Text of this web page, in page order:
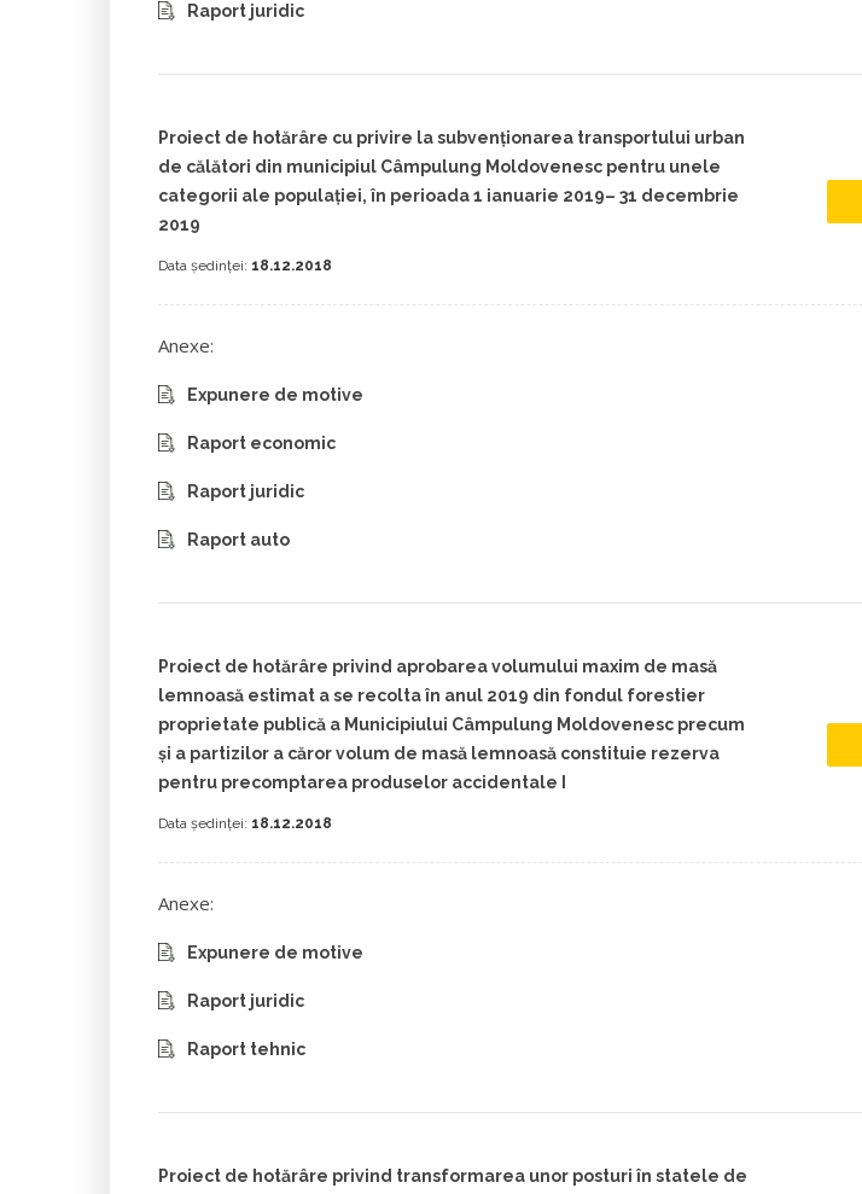
Raport juridic
Proiect de hotărâre cu privire la subvenţionarea transportului urban
de călători din municipiul Câmpulung Moldovenesc pentru unele
categorii ale populaţiei, în perioada 1 ianuarie 2019– 31 decembrie
2019
Data ședinței: 18.12.2018
Anexe:
Expunere de motive
Raport economic
Raport juridic
Raport auto
Proiect de hotărâre privind aprobarea volumului maxim de masă
lemnoasă estimat a se recolta în anul 2019 din fondul forestier
proprietate publică a Municipiului Câmpulung Moldovenesc precum
și a partizilor a căror volum de masă lemnoasă constituie rezerva
pentru precomptarea produselor accidentale I
Data ședinței: 18.12.2018
Anexe:
Expunere de motive
Raport juridic
Raport tehnic
Proiect de hotărâre privind transformarea unor posturi în statele de